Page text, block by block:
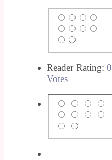
Reader Rating: 0
Votes